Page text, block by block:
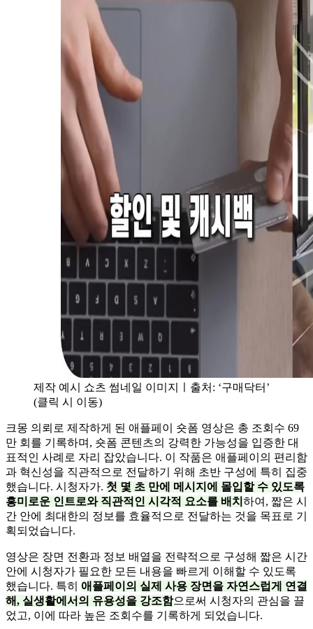
제작 예시 쇼츠 썸네일 이미지ㅣ출처: ‘구매닥터’
(클릭 시 이동)
크몽 의뢰로 제작하게 된 애플페이 숏폼 영상은 총 조회수 69
만 회를 기록하며, 숏폼 콘텐츠의 강력한 가능성을 입증한 대
표적인 사례로 자리 잡았습니다. 이 작품은 애플페이의 편리함
과 혁신성을 직관적으로 전달하기 위해 초반 구성에 특히 집중
했습니다. 시청자가. 첫 몇 초 만에 메시지에 몰입할 수 있도록
흥미로운 인트로와 직관적인 시각적 요소를 배치 하여, 짧은 시
간 안에 최대한의 정보를 효율적으로 전달하는 것을 목표로 기
획되었습니다.
영상은 장면 전환과 정보 배열을 전략적으로 구성해 짧은 시간
안에 시청자가 필요한 모든 내용을 빠르게 이해할 수 있도록
했습니다. 특히 애플페이의 실제 사용 장면을 자연스럽게 연결
해, 실생활에서의 유용성을 강조함으로써 시청자의 관심을 끌
었고, 이에 따라 높은 조회수를 기록하게 되었습니다.